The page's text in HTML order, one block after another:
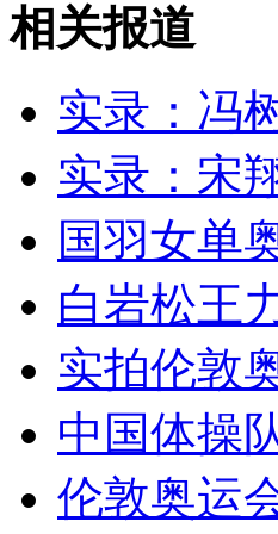
司机酒驾遇交警 急速倒车
相关报道
实录：冯
实录：宋
国羽女单
白岩松王
实拍伦敦
中国体操
伦敦奥运